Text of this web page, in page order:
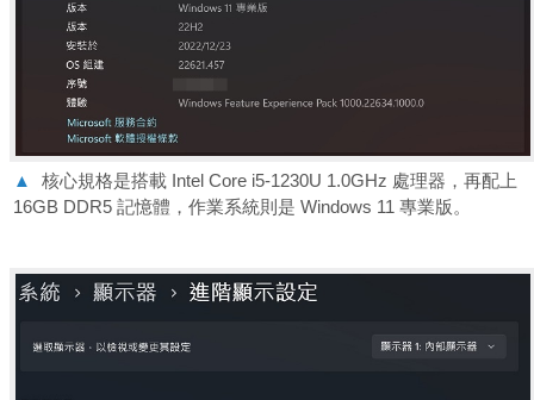
▲
核心規格是搭載 Intel Core i5-1230U 1.0GHz 處理器，再配上
16GB DDR5 記憶體，作業系統則是 Windows 11 專業版。